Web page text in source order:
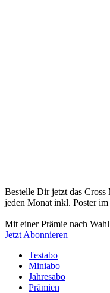
Bestelle Dir jetzt das Cross
jeden Monat inkl. Poster
Mit einer Prämie nach
Jetzt Abonnieren
Testabo
Miniabo
Jahresabo
Prämien